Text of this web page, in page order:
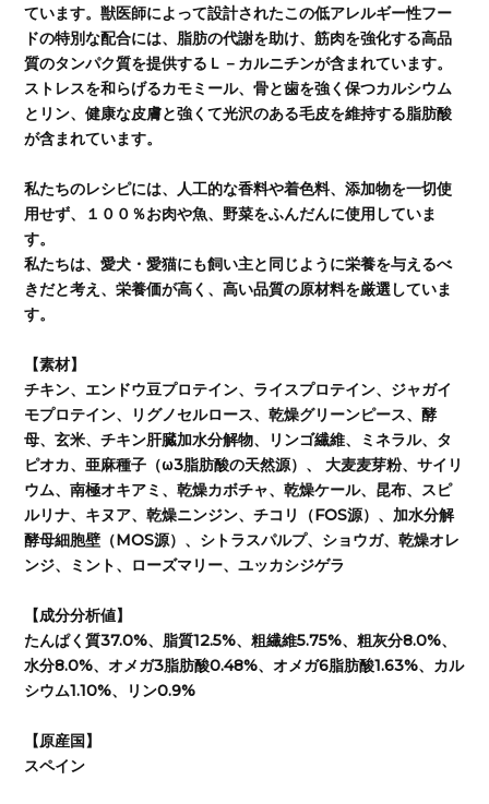
ています。獣医師によって設計されたこの低アレルギー性フー
ドの特別な配合には、脂肪の代謝を助け、筋肉を強化する高品
質のタンパク質を提供するＬ－カルニチンが含まれています。
ストレスを和らげるカモミール、骨と歯を強く保つカルシウム
とリン、健康な皮膚と強くて光沢のある毛皮を維持する脂肪酸
が含まれています。
私たちのレシピには、人工的な香料や着色料、添加物を一切使
用せず、１００％お肉や魚、野菜をふんだんに使用していま
す。
私たちは、愛犬・愛猫にも飼い主と同じように栄養を与えるべ
きだと考え、栄養価が高く、高い品質の原材料を厳選していま
す。
【素材】
チキン、エンドウ豆プロテイン、ライスプロテイン、ジャガイ
モプロテイン、リグノセルロース、乾燥グリーンピース、酵
母、玄米、チキン肝臓加水分解物、リンゴ繊維、ミネラル、タ
ピオカ、亜麻種子（ω3脂肪酸の天然源）、 大麦麦芽粉、サイリ
ウム、南極オキアミ、乾燥カボチャ、乾燥ケール、昆布、スピ
ルリナ、キヌア、乾燥ニンジン、チコリ（FOS源）、加水分解
酵母細胞壁（MOS源）、シトラスパルプ、ショウガ、乾燥オレ
ンジ、ミント、ローズマリー、ユッカシジゲラ
【成分分析値】
たんぱく質37.0%、脂質12.5%、粗繊維5.75%、粗灰分8.0%、
水分8.0%、オメガ3脂肪酸0.48%、オメガ6脂肪酸1.63%、カル
シウム1.10%、リン0.9%
【原産国】
スペイン